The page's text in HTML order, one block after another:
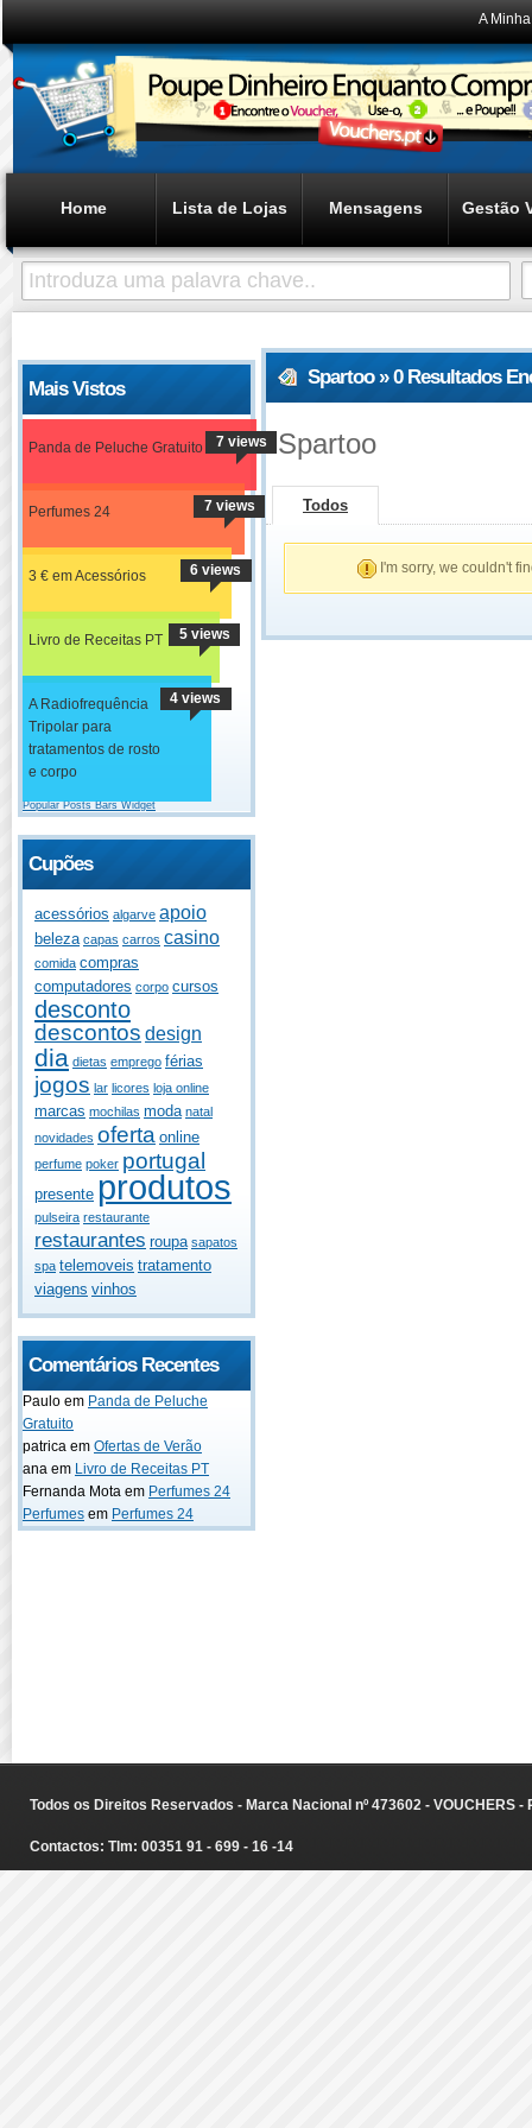
A
Home Lista de Lojas Mensagens Gestão
Mais Vistos
Panda de Peluche Gratuito 7 views
Perfumes 24 7 views
3 € em Acessórios 6 views
Livro de Receitas PT 5 views
A Radiofrequência
Tripolar para
tratamentos de rosto
e corpo
4 views
Popular Posts Bars Widget
Cupões
acessórios algarve apoio
beleza capas carros casino
comida compras
computadores corpo cursos
desconto
descontos design
dia dietas emprego férias
jogos lar licores loja online
marcas mochilas moda natal
novidades oferta online
perfume poker portugal
presente produtos
pulseira restaurante
restaurantes roupa sapatos
spa telemoveis tratamento
viagens vinhos
Comentários Recentes
Paulo em Panda de Peluche
Gratuito
patrica em Ofertas de Verão
ana em Livro de Receitas PT
Fernanda Mota em Perfumes 24
Perfumes em Perfumes 24
Spartoo » 0 Resultados
Spartoo
Todos
I'm sorry, we couldn't
Todos os Direitos Reservados - Marca Nacional nº 473602 - VOUCHERS
Contactos: Tlm: 00351 91 - 699 - 16 -14